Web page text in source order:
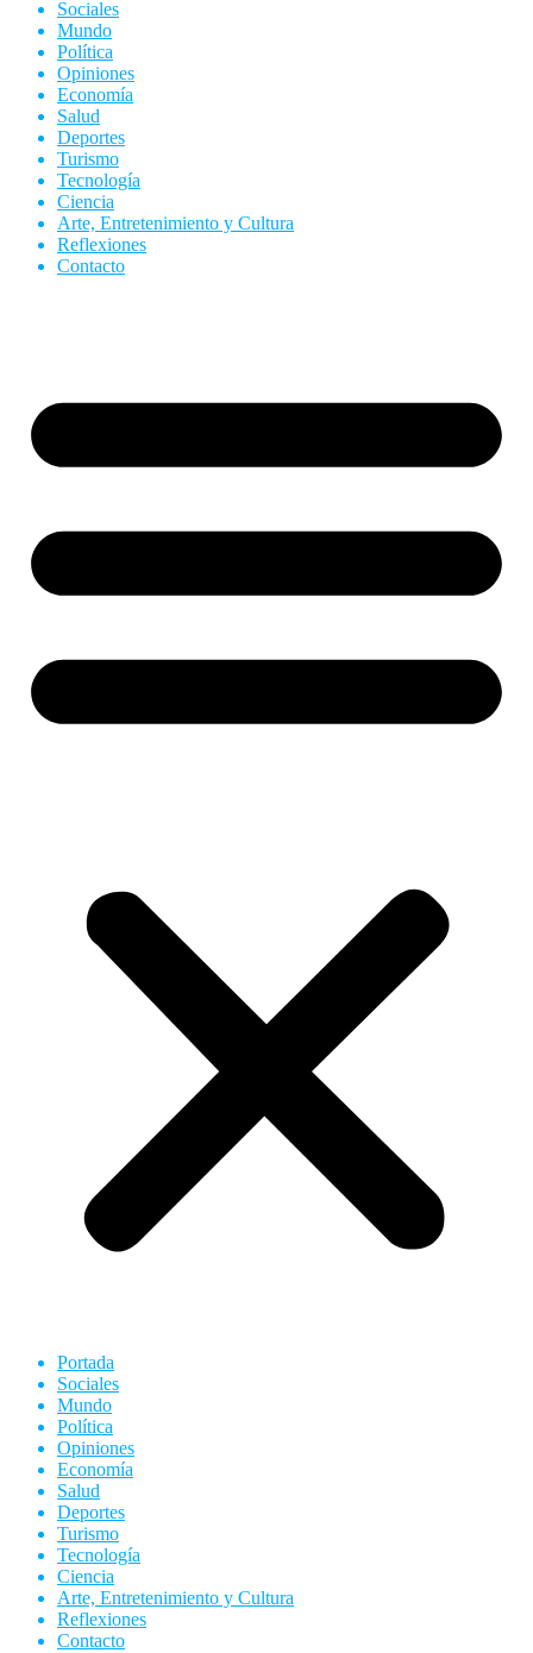
Sociales
Mundo
Política
Opiniones
Economía
Salud
Deportes
Turismo
Tecnología
Ciencia
Arte, Entretenimiento y Cultura
Reflexiones
Contacto
Portada
Sociales
Mundo
Política
Opiniones
Economía
Salud
Deportes
Turismo
Tecnología
Ciencia
Arte, Entretenimiento y Cultura
Reflexiones
Contacto